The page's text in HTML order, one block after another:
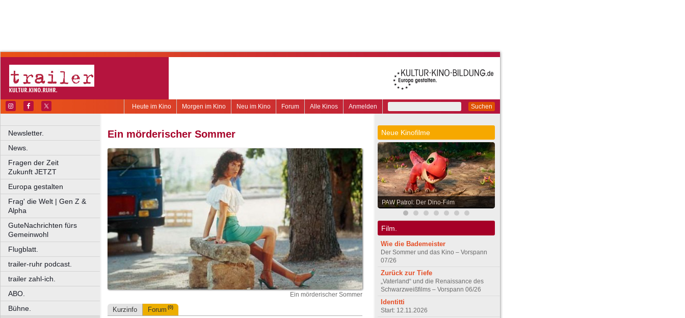
Suchen
Anmelden
Alle Kinos
Forum
Neu im Kino
Morgen im Kino
Heute im Kino
Newsletter.
News.
Fragen der Zeit
Zukunft JETZT
Europa gestalten
Frag' die Welt | Gen Z &
Alpha
GuteNachrichten fürs
Gemeinwohl
Flugblatt.
trailer-ruhr podcast.
trailer zahl-ich.
ABO.
Bühne.
Ein mörderischer Sommer
Ein mörderischer Sommer
Kurzinfo Forum (0)
Neue Kinofilme
PAW Patrol: Der Dino-Film
Film.
Wie die Bademeister
Der Sommer und das Kino – Vorspann
07/26
Zurück zur Tiefe
„Vaterland“ und die Renaissance des
Schwarzweißfilms – Vorspann 06/26
Identitti
Start: 12.11.2026